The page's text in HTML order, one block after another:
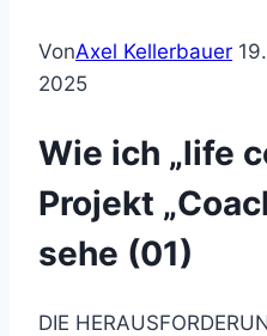
VonAxel Kellerbauer
2025
Wie ich „life
Projekt
sehe (01)
DIE